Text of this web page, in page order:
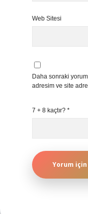
Web Sitesi
Daha sonraki
adresim ve site
7 + 8 kaçtır? *